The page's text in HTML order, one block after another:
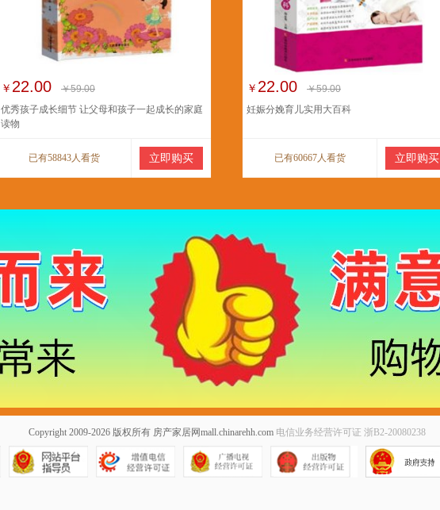
￥ 22.00
￥59.00
优秀孩子成长细节 让父母和孩子一起成长的家庭
读物
已有58843人看货 立即购买
￥ 22.00
￥59.00
妊娠分娩育儿实用大百科
已有60667人看货 立即购买
Copyright 2009-2026 版权所有 房产家居网mall.chinarehh.com电信业务经营许可证 浙B2-20080238